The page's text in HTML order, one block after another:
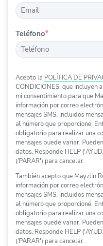
Teléfono*
Acepto la POLÍTICA DE
CONDICIONES, que incluyen
mi consentimiento para que
información por correo
mensajes SMS, incluidos
al número que proporcioné.
obligatorio para realizar una
mensajes puede variar.
datos. Responde HELP
('PARAR') para cancelar.
También acepto que Mayzlin
información por correo
mensajes SMS, incluidos
al número que proporcioné.
obligatorio para realizar una
mensajes puede variar.
datos. Responde HELP
('PARAR') para cancelar.